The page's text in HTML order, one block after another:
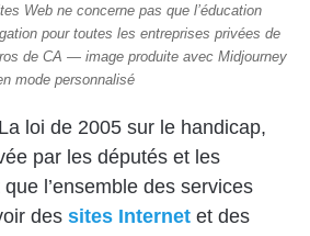
Web ne concerne pas que l’éducation
pour toutes les entreprises privées de
de CA — image produite avec Midjourney
mode personnalisé
La loi de 2005 sur le handicap,
par les députés et les
l’ensemble des services
des sites Internet et des